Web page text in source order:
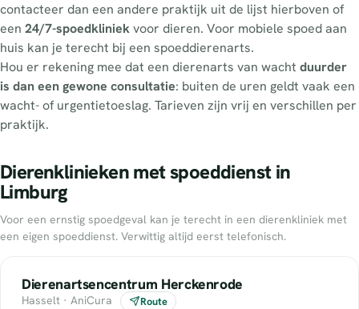
contacteer dan een andere praktijk uit de lijst hierboven of
een 24/7-spoedkliniekvoor dieren. Voor mobiele spoed aan
huis kan je terecht bij een spoeddierenarts.
Hou er rekening mee dat een dierenarts van wacht duurder
is dan een gewone consultatie: buiten de uren geldt vaak een
wacht- of urgentietoeslag. Tarieven zijn vrij en verschillen per
praktijk.
Dierenklinieken met spoeddienst in
Limburg
Voor een ernstig spoedgeval kan je terecht in een dierenkliniek met
een eigen spoeddienst. Verwittig altijd eerst telefonisch.
Dierenartsencentrum Herckenrode
Hasselt · AniCura Route